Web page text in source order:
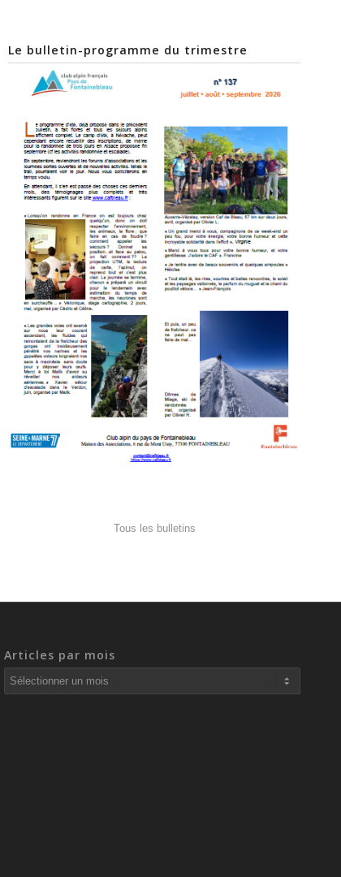
Le bulletin-programme du trimestre
Tous les bulletins
Articles par mois